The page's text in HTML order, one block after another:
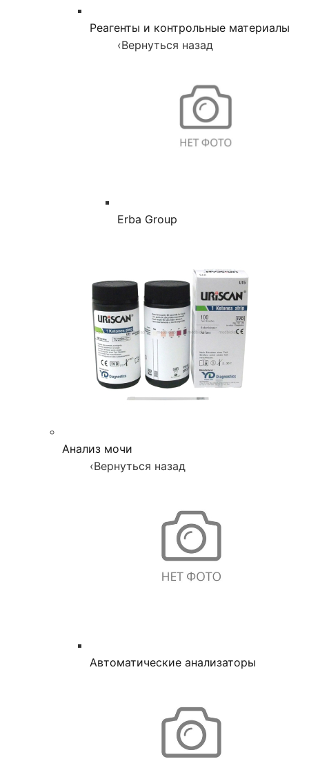
Реагенты и контрольные материалы
‹Вернуться назад
Erba Group
Анализ мочи
‹Вернуться назад
Автоматические анализаторы